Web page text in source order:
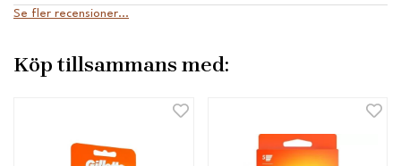
Se fler recensioner...
Köp tillsammans med: